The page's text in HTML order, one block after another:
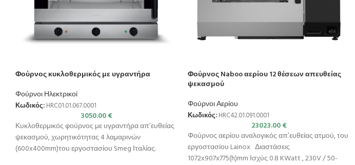
Φούρνος κυκλοθερμικός με υγραντήρα
Φούρνοι Ηλεκτρικοί
Κωδικός: HRC01.01.067.0001
3050.00€
Κυκλοθερμικός φούρνος με υγραντήρα απ’ευθείας
ψεκασμού, χωρητικότητας 4 λαμαρινών
(600x400mm)του εργοστασίου Smeg Ιταλίας.
Φούρνος Naboo αερίου 12 θέσεων απευθείας
ψεκασμού
Φούρνοι Αερίου
Κωδικός: HRC42.01.091.0001
23023.00€
Φούρνος αερίου αναλογικός απ’ευθείας ατμού, του
εργοστασίου Lainox Διαστάσεις
1072x907x775(h)mm Ισχύς 0.8 KWatt , 230V / 50-